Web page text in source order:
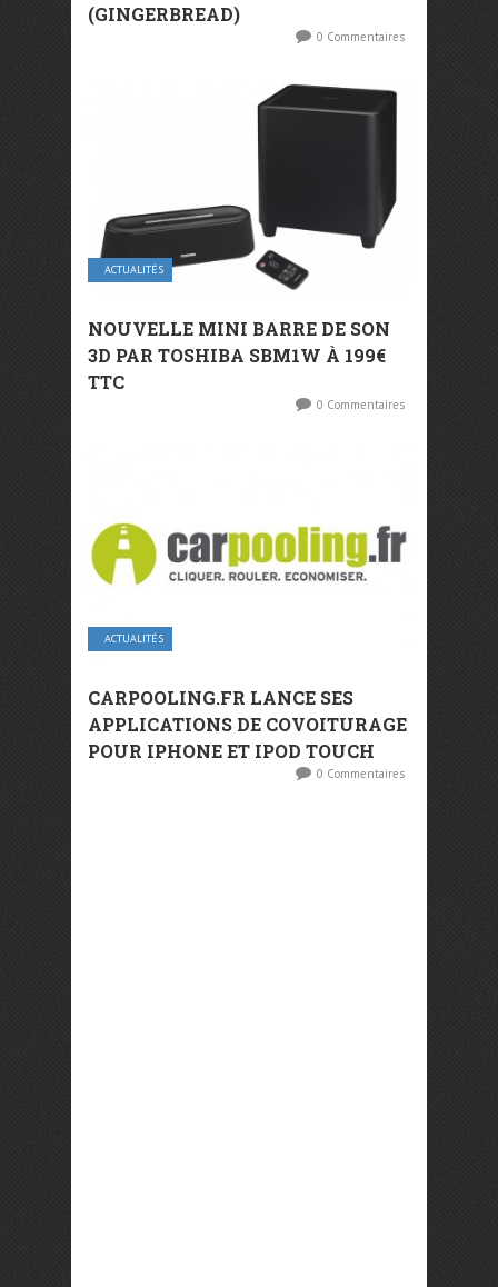
(GINGERBREAD)
0 Commentaires
ACTUALITÉS
NOUVELLE MINI BARRE DE SON
3D PAR TOSHIBA SBM1W À 199€
TTC
0 Commentaires
ACTUALITÉS
CARPOOLING.FR LANCE SES
APPLICATIONS DE COVOITURAGE
POUR IPHONE ET IPOD TOUCH
0 Commentaires